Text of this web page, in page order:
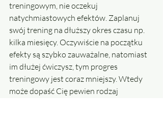
treningowym, nie oczekuj
natychmiastowych efektów. Zaplanuj
swój trening na dłuższy okres czasu np.
kilka miesięcy. Oczywiście na początku
efekty są szybko zauważalne, natomiast
im dłużej ćwiczysz, tym progres
treningowy jest coraz mniejszy. Wtedy
może dopaść Cię pewien rodzaj